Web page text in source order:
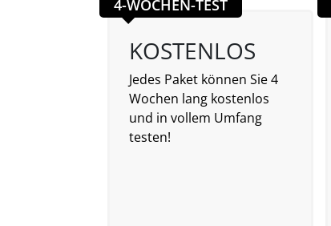
4-WOCHEN-TEST
KOSTENLOS
Jedes Paket können Sie 4
Wochen lang kostenlos
und in vollem Umfang
testen!